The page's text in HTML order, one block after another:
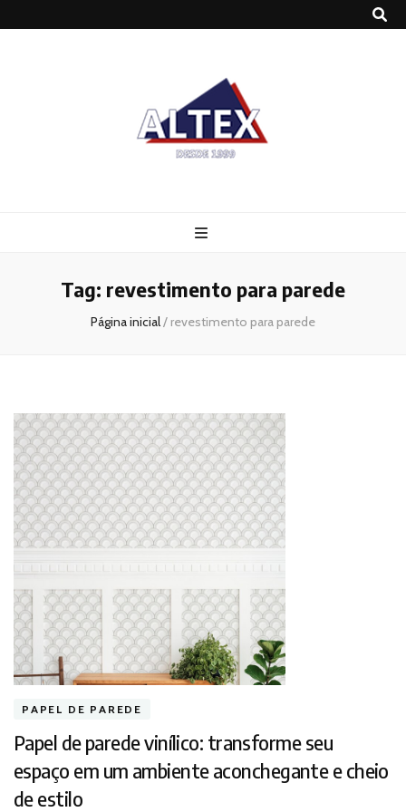
Tag: revestimento para parede
Página inicial/ revestimento para parede
PAPEL DE PAREDE
Papel de parede vinílico: transforme seu
espaço em um ambiente aconchegante e cheio
de estilo